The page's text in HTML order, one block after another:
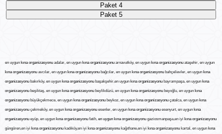
en uygun kına organizasyonu adalar, en uygun kına organizasyonu arnavutköy, en uygun kına organizasyonu ataşehir, en uygun
kına organizasyonu avcılar, en uygun kına organizasyonu bağcılar, en uygun kına organizasyonu bahçelievler, en uygun kına
organizasyonu bakırköy, en uygun kına organizasyonu başakşehir,en uygun kına organizasyonu bayrampaşa, en uygun kına
organizasyonu beşiktaş, en uygun kına organizasyonu beylikdüzü, en uygun kına organizasyonu beyoğlu, en uygun kına
organizasyonu büyükçekmece, en uygun kına organizasyonu beykoz, en uygun kına organizasyonu çatalca, en uygun kına
organizasyonu çekmeköy, en uygun kına organizasyonu esenler, en uygun kına organizasyonu esenyurt, en uygun kına
organizasyonu eyüp, en uygun kına organizasyonu fatih, en uygun kına organizasyonu gaziosmanpaşa,en iyi kına organizasyonu
güngören,en iyi kına organizasyonu kadıköy,en iyi kına organizasyonu kağıthane,en iyi kına organizasyonu kartal, en uygun kına